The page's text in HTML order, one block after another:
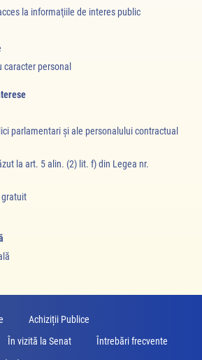
la informaţiile de interes public
personal
parlamentari şi ale personalului contractual
la art. 5 alin. (2) lit. f) din Legea nr.
Achiziții Publice
În vizită la Senat
Întrebări frecvente